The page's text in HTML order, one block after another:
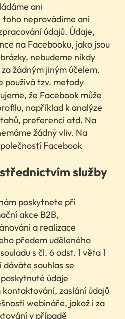
ani
neprovádíme ani
údajů. Údaje,
na Facebooku, jako jsou
nebudeme nikdy
žádným jiným účelem.
používá tzv. metody
že Facebook může
například k analýze
preferencí atd. Na
žádný vliv. Na
Facebook
služby
poskytnete při
akce B2B,
a realizace
předem uděleného
s čl. 6 odst. 1 věta 1
dáváte souhlas se
údaje
zaslání údajů
webináře, jakož i za
v případě